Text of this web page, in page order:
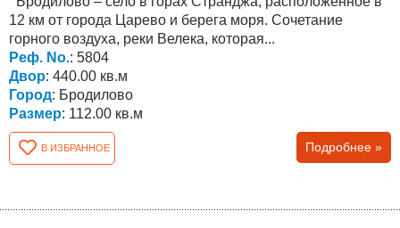
12 км от города Царево и берега моря. Сочетание
горного воздуха, реки Велека, которая...
Реф. No.: 5804
Двор: 440.00 кв.м
Город: Бродилово
Размер: 112.00 кв.м
В ИЗБРАННОЕ Подробнее »